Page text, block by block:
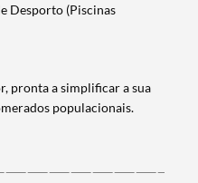
Desporto (Piscinas
pronta a simplificar a sua
populacionais.